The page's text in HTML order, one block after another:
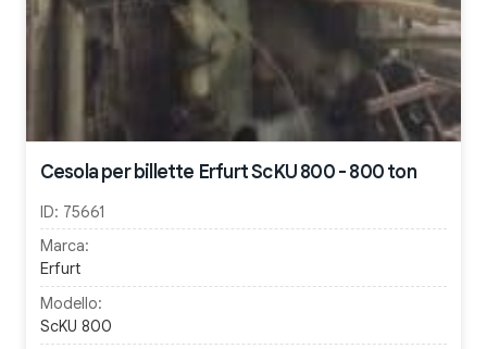
Cesola per billette Erfurt ScKU 800 - 800 ton
ID: 75661
Marca:
Erfurt
Modello:
ScKU 800